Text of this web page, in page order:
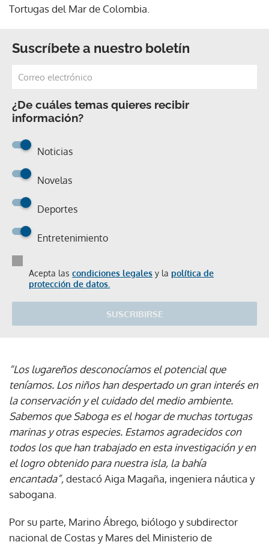
Tortugas del Mar de Colombia.
Suscríbete a nuestro boletín
¿De cuáles temas quieres recibir
información?
Noticias
Novelas
Deportes
Entretenimiento
Acepta las condiciones legales y la política de
protección de datos.
SUSCRIBIRSE
“Los lugareños desconocíamos el potencial que
teníamos. Los niños han despertado un gran interés en
la conservación y el cuidado del medio ambiente.
Sabemos que Saboga es el hogar de muchas tortugas
marinas y otras especies. Estamos agradecidos con
todos los que han trabajado en esta investigación y en
el logro obtenido para nuestra isla, la bahía
encantada”,destacó Aiga Magaña, ingeniera náutica y
sabogana.
Por su parte, Marino Ábrego, biólogo y subdirector
nacional de Costas y Mares del Ministerio de